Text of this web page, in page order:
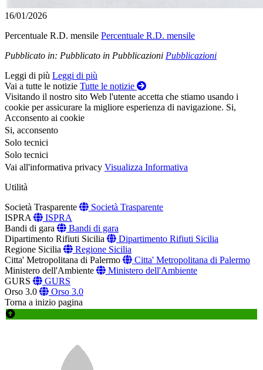
16/01/2026
Percentuale R.D. mensile Percentuale R.D. mensile
Pubblicato in: Pubblicato in Pubblicazioni Pubblicazioni
Leggi di più Leggi di più
Vai a tutte le notizie Tutte le notizie
Visitando il nostro sito Web l'utente accetta che stiamo usando i
cookie per assicurare la migliore esperienza di navigazione. Si,
Acconsento ai cookie
Si, acconsento
Solo tecnici
Solo tecnici
Vai all'informativa privacy Visualizza Informativa
Utilità
Società Trasparente
Società Trasparente
ISPRA
ISPRA
Bandi di gara
Bandi di gara
Dipartimento Rifiuti Sicilia
Dipartimento Rifiuti Sicilia
Regione Sicilia
Regione Sicilia
Citta' Metropolitana di Palermo
Citta' Metropolitana di Palermo
Ministero dell'Ambiente
Ministero dell'Ambiente
GURS
GURS
Orso 3.0
Orso 3.0
Torna a inizio pagina